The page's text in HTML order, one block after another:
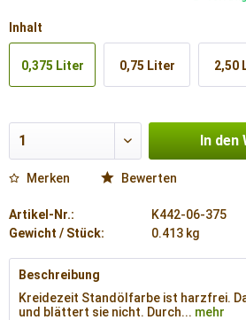
Inhalt
0,375 Liter 0,75 Liter 2,50
In den
Merken Bewerten
Artikel-Nr.:
K442-06-375
Gewicht / Stück:
0.413 kg
Beschreibung
Kreidezeit Standölfarbe ist harzfrei.
und blättert sie nicht. Durch... mehr